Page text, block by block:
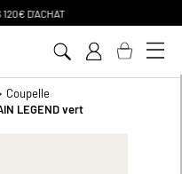
EN 3 SANS FRAIS
Coupelle
LEGEND vert